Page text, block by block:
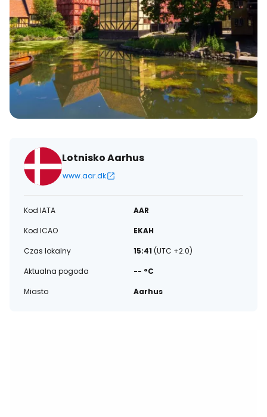
Lotnisko Aarhus
www.aar.dk
Kod IATA
AAR
Kod ICAO
EKAH
Czas lokalny
15:41 (UTC +2.0)
Aktualna pogoda
-- °C
Miasto
Aarhus